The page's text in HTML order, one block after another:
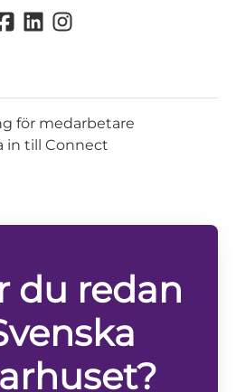
för medarbetare
in till Connect
du redan